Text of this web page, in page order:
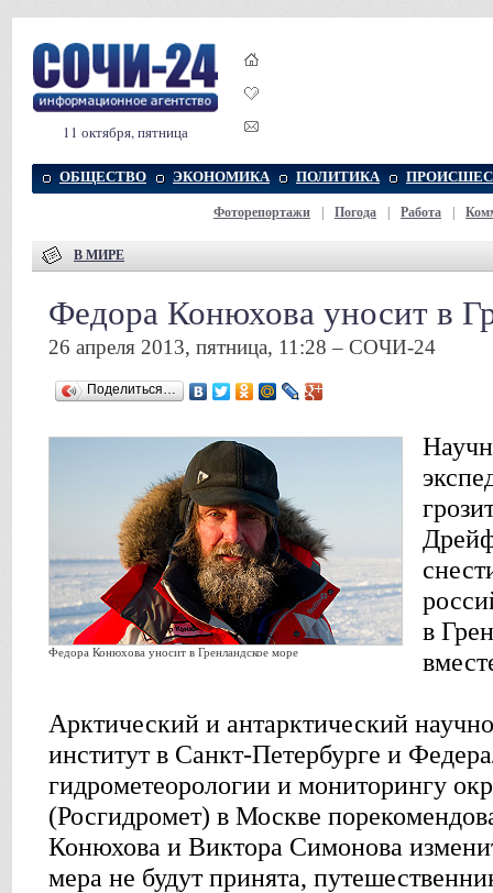
11 октября, пятница
ОБЩЕСТВО ЭКОНОМИКА ПОЛИТИКА
Фоторепортажи Погода Работа
В МИРЕ
Федора Конюхова уносит в
26 апреля 2013, пятница, 11:28 – СОЧИ-24
Поделиться…
Федора Конюхова уносит в Гренландское море
в
Арктический и антарктический
институт в Санкт-Петербурге и
гидрометеорологии и мониторингу
(Росгидромет) в Москве
Конюхова и Виктора Симонова
мера не будут принята,